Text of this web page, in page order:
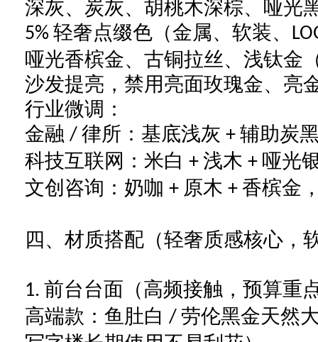
深灰、炭灰、胡桃木深棕、哑光
5% 轻奢点缀色（金属、软装、
哑光香槟金、古铜拉丝、浅钛金
沙发提亮，禁用亮面玫瑰金、亮
行业微调：
金融 / 律所：基底浅灰 + 辅助炭
科技互联网：米白 + 浅木 + 哑光
文创咨询：奶咖 + 原木 + 香槟金
四、材质搭配（轻奢质感核心，
1. 前台台面（高频接触，预算重
高端款：鱼肚白 / 劳伦黑金天然